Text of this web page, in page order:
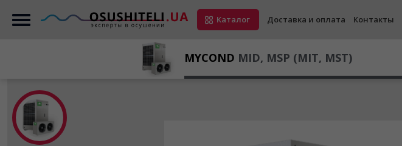
Каталог Доставка и оплата Контакты
Промышленная MyCond MID, MSP (MIT, MST)
MYCOND MID, MSP (MIT, MST)